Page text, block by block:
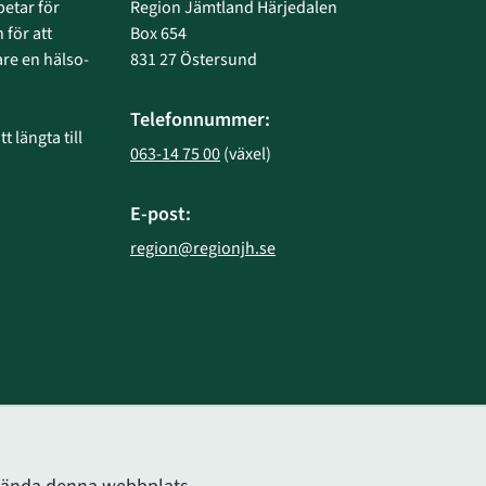
för
för att
en hälso-
längta till
Region Jämtland Härjedalen
Box 654
831 27 Östersund
Telefonnummer:
063-14 75 00 (växel)
E-post:
region@regionjh.se